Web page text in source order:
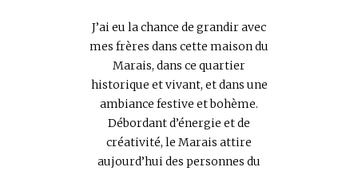
J’ai eu la chance de grandir avec
mes frères dans cette maison du
Marais, dans ce quartier
historique et vivant, et dans une
ambiance festive et bohème.
Débordant d’énergie et de
créativité, le Marais attire
aujourd’hui des personnes du